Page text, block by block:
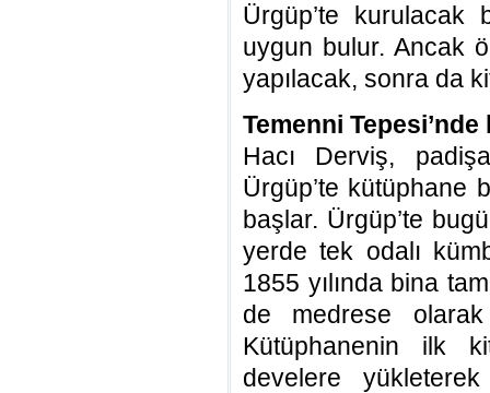
Ürgüp’te kurulacak
uygun bulur. Ancak
yapılacak, sonra da
Temenni
Hacı Derviş,
Ürgüp’te kütüphane
başlar. Ürgüp’te
yerde tek odalı
1855 yılında bina
de medrese
Kütüphanenin ilk
develere